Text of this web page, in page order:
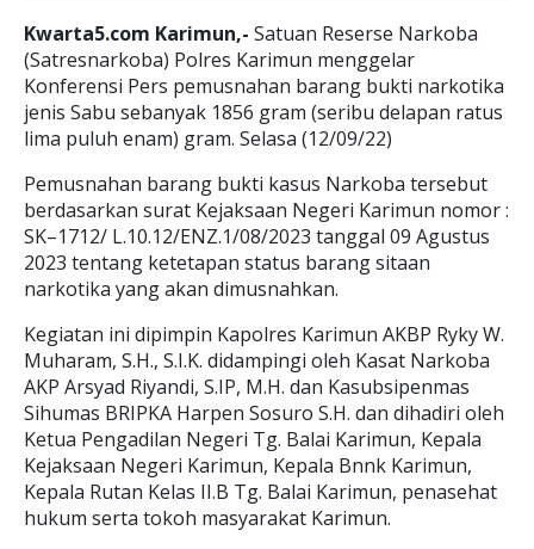
Kwarta5.com Karimun,- Satuan Reserse Narkoba
(Satresnarkoba) Polres Karimun menggelar
Konferensi Pers pemusnahan barang bukti narkotika
jenis Sabu sebanyak 1856 gram (seribu delapan ratus
lima puluh enam) gram. Selasa (12/09/22)
Pemusnahan barang bukti kasus Narkoba tersebut
berdasarkan surat Kejaksaan Negeri Karimun nomor :
SK–1712/ L.10.12/ENZ.1/08/2023 tanggal 09 Agustus
2023 tentang ketetapan status barang sitaan
narkotika yang akan dimusnahkan.
Kegiatan ini dipimpin Kapolres Karimun AKBP Ryky W.
Muharam, S.H., S.I.K. didampingi oleh Kasat Narkoba
AKP Arsyad Riyandi, S.IP, M.H. dan Kasubsipenmas
Sihumas BRIPKA Harpen Sosuro S.H. dan dihadiri oleh
Ketua Pengadilan Negeri Tg. Balai Karimun, Kepala
Kejaksaan Negeri Karimun, Kepala Bnnk Karimun,
Kepala Rutan Kelas II.B Tg. Balai Karimun, penasehat
hukum serta tokoh masyarakat Karimun.